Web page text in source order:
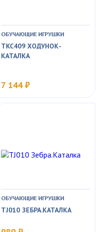
ОБУЧАЮЩИЕ ИГРУШКИ
TKC409 ХОДУНОК-
КАТАЛКА
7 144 ₽
ОБУЧАЮЩИЕ ИГРУШКИ
TJ010 ЗЕБРА.КАТАЛКА